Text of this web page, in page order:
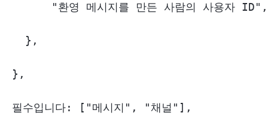
      "환영 메시지를 만든 사람의 사용자 ID",
  },
},
필수입니다: ["메시지", "채널"],